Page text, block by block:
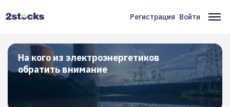
Меню
учётной
записи
пользователя
Регистрация Войти
На кого из электроэнергетиков
обратить внимание